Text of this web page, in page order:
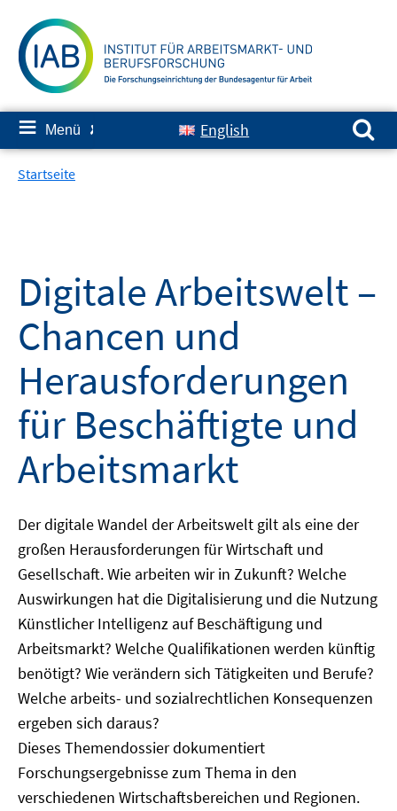
zum
Inhalt
≡ Menü ✘ English
Suchen nach:
Startseite
Digitale Arbeitswelt –
Chancen und
Herausforderungen
für Beschäftigte und
Arbeitsmarkt
Der digitale Wandel der Arbeitswelt gilt als eine der
großen Herausforderungen für Wirtschaft und
Gesellschaft. Wie arbeiten wir in Zukunft? Welche
Auswirkungen hat die Digitalisierung und die Nutzung
Künstlicher Intelligenz auf Beschäftigung und
Arbeitsmarkt? Welche Qualifikationen werden künftig
benötigt? Wie verändern sich Tätigkeiten und Berufe?
Welche arbeits- und sozialrechtlichen Konsequenzen
ergeben sich daraus?
Dieses Themendossier dokumentiert
Forschungsergebnisse zum Thema in den
verschiedenen Wirtschaftsbereichen und Regionen.